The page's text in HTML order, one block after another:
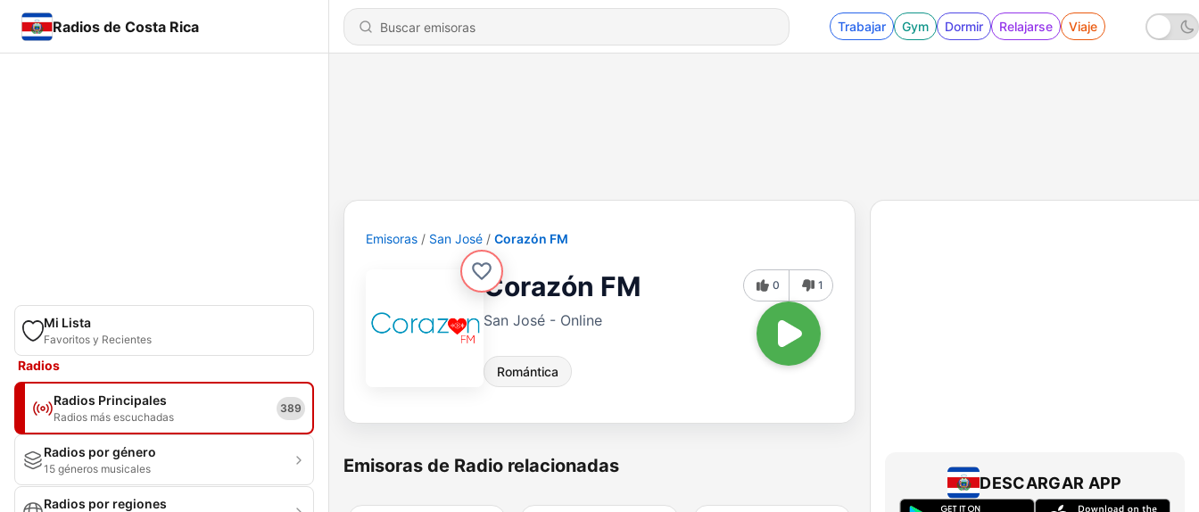
Radios de Costa Rica Trabajar Gym Dormir Relajarse Viaje
Mi Lista
Favoritos y Recientes
Radios
Radios Principales
Radios más escuchadas
389
Radios por género
15 géneros musicales
Radios por regiones
Emisoras San José Corazón FM
Corazón FM
San José - Online
Romántica
0 1
Emisoras de Radio relacionadas
DESCARGAR APP